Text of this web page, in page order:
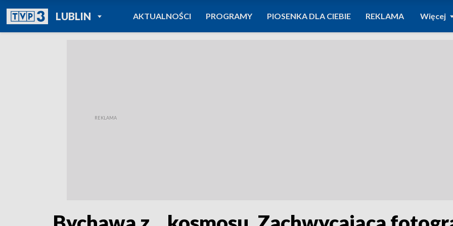
LUBLINPOWRÓT DO
TVP REGIONY
AKTUALNOŚCI PROGRAMY PIOSENKA DLA CIEBIE REKLAMA Więcej